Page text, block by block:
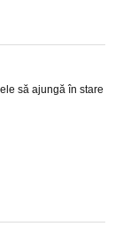
să ajungă în stare